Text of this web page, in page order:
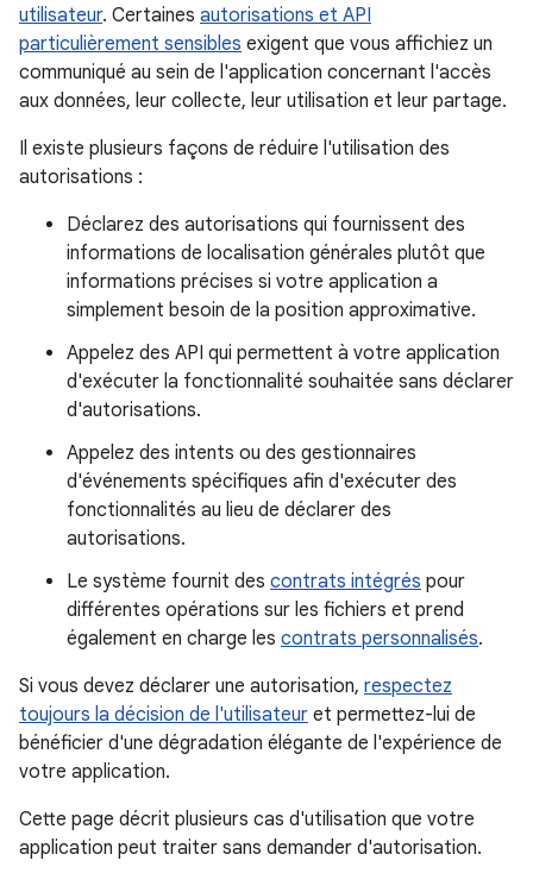
utilisateur. Certaines autorisations et API
particulièrement sensibles exigent que vous affichiez un
communiqué au sein de l'application concernant l'accès
aux données, leur collecte, leur utilisation et leur partage.
Il existe plusieurs façons de réduire l'utilisation des
autorisations :
Déclarez des autorisations qui fournissent des
informations de localisation générales plutôt que
informations précises si votre application a
simplement besoin de la position approximative.
Appelez des API qui permettent à votre application
d'exécuter la fonctionnalité souhaitée sans déclarer
d'autorisations.
Appelez des intents ou des gestionnaires
d'événements spécifiques afin d'exécuter des
fonctionnalités au lieu de déclarer des
autorisations.
Le système fournit des contrats intégrés pour
différentes opérations sur les fichiers et prend
également en charge les contrats personnalisés.
Si vous devez déclarer une autorisation, respectez
toujours la décision de l'utilisateur et permettez-lui de
bénéficier d'une dégradation élégante de l'expérience de
votre application.
Cette page décrit plusieurs cas d'utilisation que votre
application peut traiter sans demander d'autorisation.